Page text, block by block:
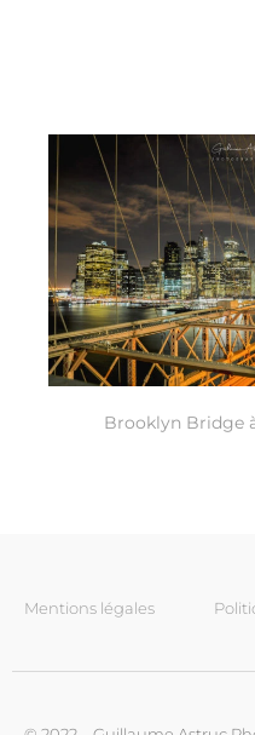
Brooklyn Bridge
Mentions légales